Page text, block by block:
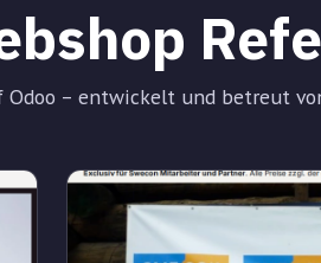
Odoo – entwickelt und betreut